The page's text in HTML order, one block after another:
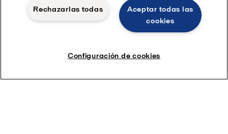
Aceptar todas las
cookies
Rechazarlas todas
Configuración de cookies